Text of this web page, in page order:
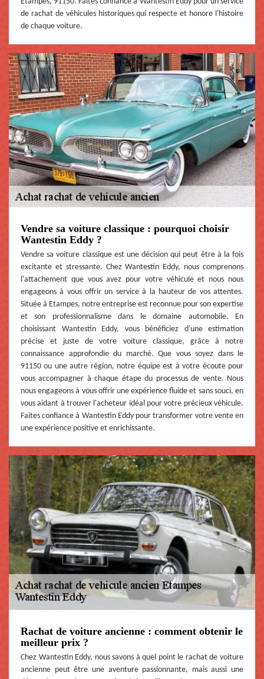
de rachat de véhicules historiques qui respecte et honore l'histoire
de chaque voiture.
Vendre sa voiture classique : pourquoi choisir
Wantestin Eddy ?
Vendre sa voiture classique est une décision qui peut être à la fois
excitante et stressante. Chez Wantestin Eddy, nous comprenons
l'attachement que vous avez pour votre véhicule et nous nous
engageons à vous offrir un service à la hauteur de vos attentes.
Située à Etampes, notre entreprise est reconnue pour son expertise
et son professionnalisme dans le domaine automobile. En
choisissant Wantestin Eddy, vous bénéficiez d'une estimation
précise et juste de votre voiture classique, grâce à notre
connaissance approfondie du marché. Que vous soyez dans le
91150 ou une autre région, notre équipe est à votre écoute pour
vous accompagner à chaque étape du processus de vente. Nous
nous engageons à vous offrir une expérience fluide et sans souci, en
vous aidant à trouver l'acheteur idéal pour votre précieux véhicule.
Faites confiance à Wantestin Eddy pour transformer votre vente en
une expérience positive et enrichissante.
Rachat de voiture ancienne : comment obtenir le
meilleur prix ?
Chez Wantestin Eddy, nous savons à quel point le rachat de voiture
ancienne peut être une aventure passionnante, mais aussi une